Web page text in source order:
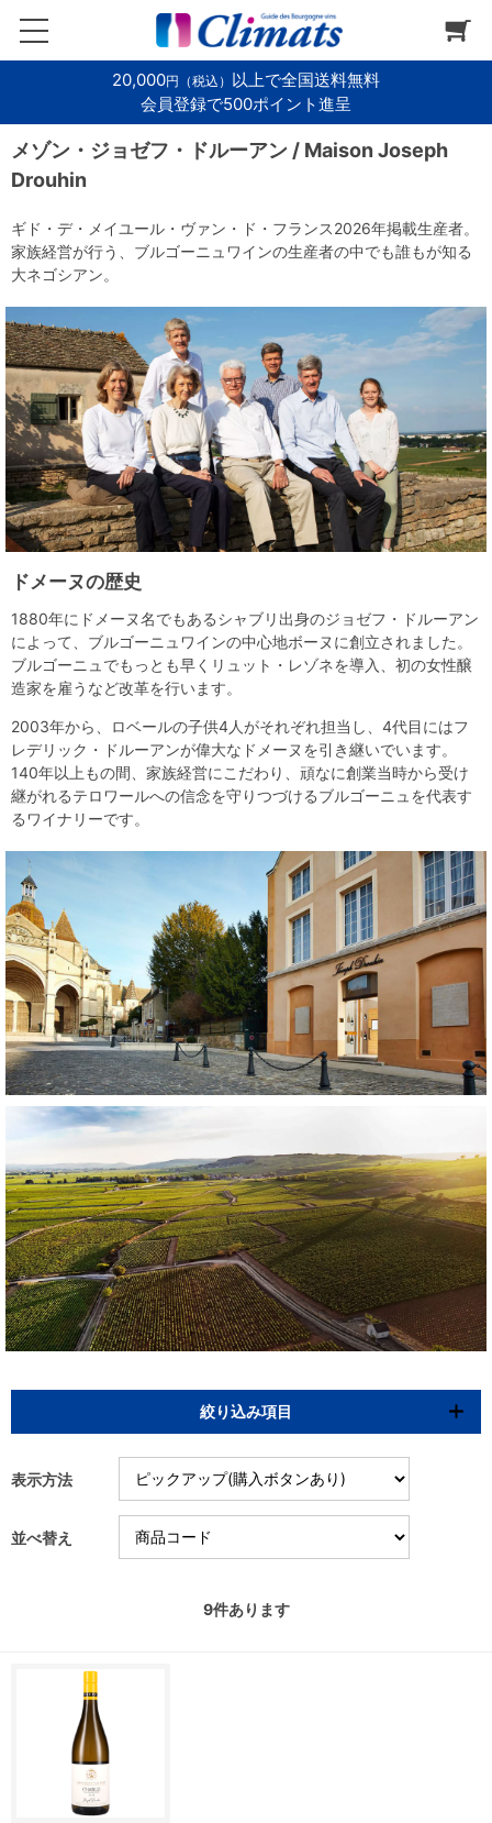
20,000円（税込） 以上で全国送料無料
会員登録で500ポイント進呈
メゾン・ジョゼフ・ドルーアン / Maison Joseph
Drouhin
ギド・デ・メイユール・ヴァン・ド・フランス2026年掲載生産者。
家族経営が行う、ブルゴーニュワインの生産者の中でも誰もが知る
大ネゴシアン。
ドメーヌの歴史
1880年にドメーヌ名でもあるシャブリ出身のジョゼフ・ドルーアン
によって、ブルゴーニュワインの中心地ボーヌに創立されました。
ブルゴーニュでもっとも早くリュット・レゾネを導入、初の女性醸
造家を雇うなど改革を行います。
2003年から、ロベールの子供4人がそれぞれ担当し、4代目にはフ
レデリック・ドルーアンが偉大なドメーヌを引き継いでいます。
140年以上もの間、家族経営にこだわり、頑なに創業当時から受け
継がれるテロワールへの信念を守りつづけるブルゴーニュを代表す
るワイナリーです。
絞り込み項目
表示方法
並べ替え
9件あります